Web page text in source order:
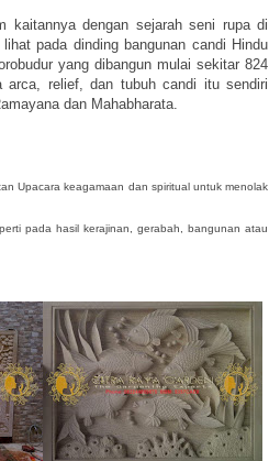
kaitannya dengan sejarah seni rupa di
pada dinding bangunan candi Hindu
yang dibangun mulai sekitar 824
relief, dan tubuh candi itu sendiri
dan Mahabharata.
Upacara keagamaan dan spiritual untuk menolak
pada hasil kerajinan, gerabah, bangunan atau